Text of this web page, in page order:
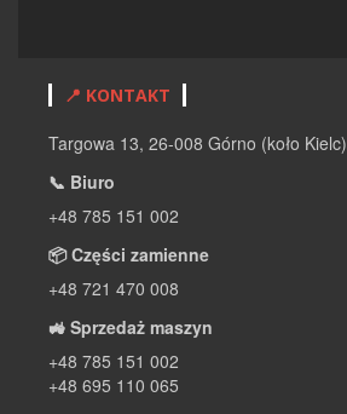
📍 KONTAKT
Targowa 13, 26-008 Górno (koło Kielc)
📞 Biuro
+48 785 151 002
📦 Części zamienne
+48 721 470 008
🚜 Sprzedaż maszyn
+48 785 151 002
+48 695 110 065